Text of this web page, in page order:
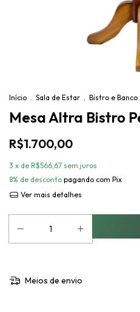
Início . Sala de Estar . Bistro e Banco
Mesa Altra Bistro
R$1.700,00
3 x de R$566,67 sem juros
8% de desconto pagando com Pix
Ver mais detalhes
Meios de envio